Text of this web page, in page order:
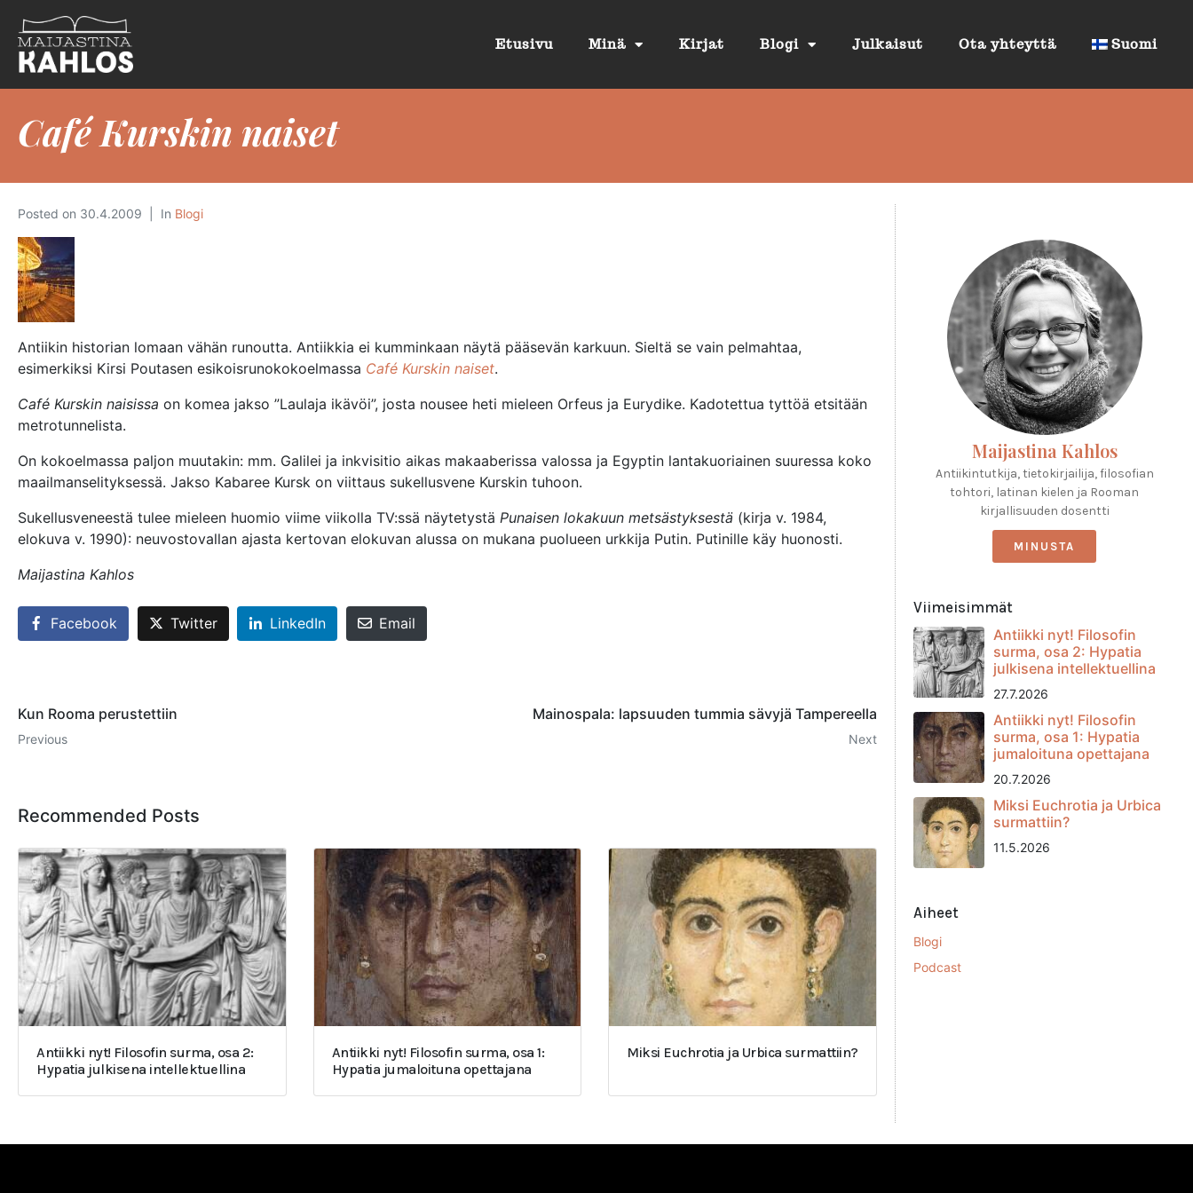
Etusivu Minä Kirjat Blogi Julkaisut Ota yhteyttä Suomi
Café Kurskin naiset
Posted on 30.4.2009 In Blogi
Antiikin historian lomaan vähän runoutta. Antiikkia ei kumminkaan näytä pääsevän karkuun. Sieltä se vain pelmahtaa,
esimerkiksi Kirsi Poutasen esikoisrunokokoelmassa Café Kurskin naiset.
Café Kurskin naisissa on komea jakso ”Laulaja ikävöi”, josta nousee heti mieleen Orfeus ja Eurydike. Kadotettua tyttöä etsitään
metrotunnelista.
On kokoelmassa paljon muutakin: mm. Galilei ja inkvisitio aikas makaaberissa valossa ja Egyptin lantakuoriainen suuressa koko
maailmanselityksessä. Jakso Kabaree Kursk on viittaus sukellusvene Kurskin tuhoon.
Sukellusveneestä tulee mieleen huomio viime viikolla TV:ssä näytetystä Punaisen lokakuun metsästyksestä (kirja v. 1984,
elokuva v. 1990): neuvostovallan ajasta kertovan elokuvan alussa on mukana puolueen urkkija Putin. Putinille käy huonosti.
Maijastina Kahlos
Facebook Twitter LinkedIn Email
Kun Rooma perustettiin
Previous
Mainospala: lapsuuden tummia sävyjä Tampereella
Next
Recommended Posts
Antiikki nyt! Filosofin surma, osa 2:
Hypatia julkisena intellektuellina
Antiikki nyt! Filosofin surma, osa 1:
Hypatia jumaloituna opettajana
Miksi Euchrotia ja Urbica surmattiin?
Maijastina Kahlos
Antiikintutkija, tietokirjailija, filosofian
tohtori, latinan kielen ja Rooman
kirjallisuuden dosentti
MINUSTA
Viimeisimmät
Antiikki nyt! Filosofin
surma, osa 2: Hypatia
julkisena intellektuellina
27.7.2026
Antiikki nyt! Filosofin
surma, osa 1: Hypatia
jumaloituna opettajana
20.7.2026
Miksi Euchrotia ja Urbica
surmattiin?
11.5.2026
Aiheet
Blogi
Podcast